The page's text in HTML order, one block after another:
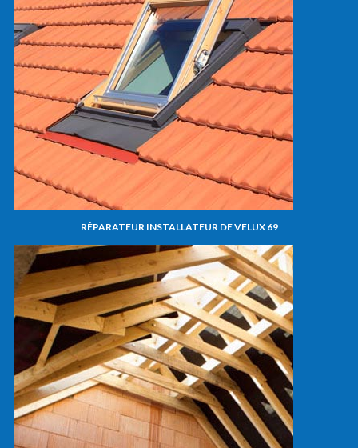
RÉPARATEUR INSTALLATEUR DE VELUX 69